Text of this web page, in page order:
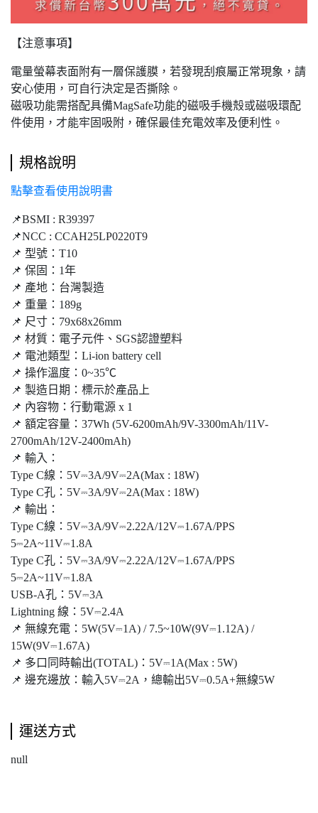
【注意事項】
電量螢幕表面附有一層保護膜，若發現刮痕屬正常現象，請
安心使用，可自行決定是否撕除。
磁吸功能需搭配具備MagSafe功能的磁吸手機殼或磁吸環配
件使用，才能牢固吸附，確保最佳充電效率及便利性。
規格說明
點擊查看使用說明書
📌BSMI : R39397
📌NCC : CCAH25LP0220T9
📌 型號：T10
📌 保固：1年
📌 產地：台灣製造
📌 重量：189g
📌 尺寸：79x68x26mm
📌 材質：電子元件、SGS認證塑料
📌 電池類型：Li-ion battery cell
📌 操作溫度：0~35℃
📌 製造日期：標示於產品上
📌 內容物：行動電源 x 1
📌 額定容量：37Wh (5V-6200mAh/9V-3300mAh/11V-
2700mAh/12V-2400mAh)
📌 輸入：
Type C線：5V⎓3A/9V⎓2A(Max : 18W)
Type C孔：5V⎓3A/9V⎓2A(Max : 18W)
📌 輸出：
Type C線：5V⎓3A/9V⎓2.22A/12V⎓1.67A/PPS
5⎓2A~11V⎓1.8A
Type C孔：5V⎓3A/9V⎓2.22A/12V⎓1.67A/PPS
5⎓2A~11V⎓1.8A
USB-A孔：5V⎓3A
Lightning 線：5V⎓2.4A
📌 無線充電：5W(5V⎓1A) / 7.5~10W(9V⎓1.12A) /
15W(9V⎓1.67A)
📌 多口同時輸出(TOTAL)：5V⎓1A(Max : 5W)
📌 邊充邊放：輸入5V⎓2A，總輸出5V⎓0.5A+無線5W
運送方式
null